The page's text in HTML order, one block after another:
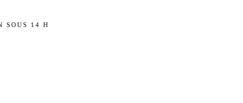
SOUS 14 H